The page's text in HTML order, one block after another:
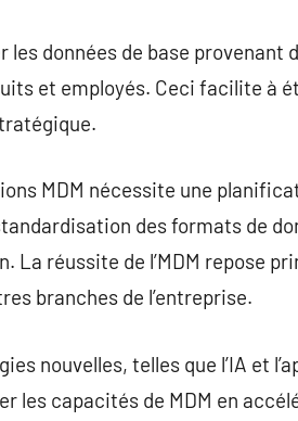
les données de base
et employés. Ceci facilite à
MDM nécessite une
des formats de
La réussite de l’MDM repose
branches de l’entreprise.
nouvelles, telles que l’IA et
les capacités de MDM en